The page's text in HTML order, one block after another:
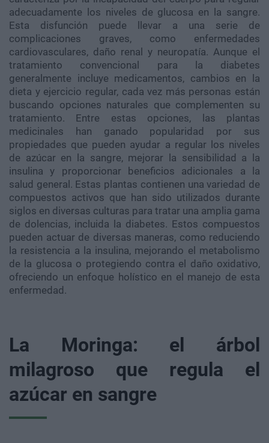
adecuadamente los niveles de glucosa en la sangre.
Esta disfunción puede llevar a una serie de
complicaciones graves, como enfermedades
cardiovasculares, daño renal y neuropatía. Aunque el
tratamiento convencional para la diabetes
generalmente incluye medicamentos, cambios en la
dieta y ejercicio regular, cada vez más personas están
buscando opciones naturales que complementen su
tratamiento. Entre estas opciones, las plantas
medicinales han ganado popularidad por sus
propiedades que pueden ayudar a regular los niveles
de azúcar en la sangre, mejorar la sensibilidad a la
insulina y proporcionar beneficios adicionales a la
salud general. Estas plantas contienen una variedad de
compuestos activos que han sido utilizados durante
siglos en diversas culturas para tratar una amplia gama
de dolencias, incluida la diabetes. Estos compuestos
pueden actuar de diversas maneras, como reduciendo
la resistencia a la insulina, mejorando el metabolismo
de la glucosa o protegiendo contra el daño oxidativo,
ofreciendo un enfoque holístico en el manejo de esta
enfermedad.
La Moringa: el árbol
milagroso que regula el
azúcar en sangre